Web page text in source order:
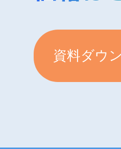
資料ダウ